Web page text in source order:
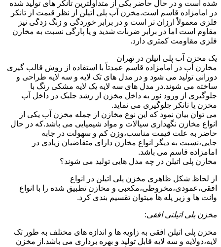
شده است و در حال حاضر یکی از متداولترین تانکر های تولید شده
در امامزاده قاسم است.مخزن آب پلی اتیلن از نظر قیمت از تانکر
فلزی معمولاً ارزان تر است و در برابر خوردگی و زنگ زدگی نیز
مقاوم است اما در برابر ضربات شدید و یا پارگی نسبت به مخازن
فلزی مقاومت کمتری دارد.
یک مخزن آب پلی اتیلن در تهران
مخازن آب در امامزاده قاسم عمدتاً با استفاده از روش قالب گیری
دورانی تولید می شود و در مدل های تک لایه و سه لایه طراحی و
ساخته می شوند.در مدل های سه لایه یک لایه مشکی رنگ با
جلوگیری از ورود نور به داخل مخزن از رشد جلبک در داخل آب
مخزن یا تانکر جلوگیری می نماید.
می توان بیان نمود که این نوع مخازن از جمله مخزن آب یکی از
انواع مخازن نگهداری سیالات و مواد شیمیایی می باشد.که در حال
حاضر به علت قیمت مناسب،وزن کم و سهولت در جابه
جایی،نسبت به دیگر انواع مخازن دارای متقاضیان زیادی در
امامزاده قاسم می باشد.
مخازن پلی اتیلن در چه مدل هایی تولید می شوند؟
از لحاظ شکل ظاهری مخزن پلی اتیلن در انواع
افقی،عمودی،مخروطی،مکعبی و مخازن تطبیق شده را با انواع
وانت ها و زیر پله ها میتوان تقسیم بندی کرد.
مخزن پلی اتیلنی افقی:
مخزن پلی اتیلن افقی به زاویه ها و اندازه های مختلف به طور تک
لایه،دولایه و سه لایه قابل تولید و بهره برداری می باشد.از مخزن